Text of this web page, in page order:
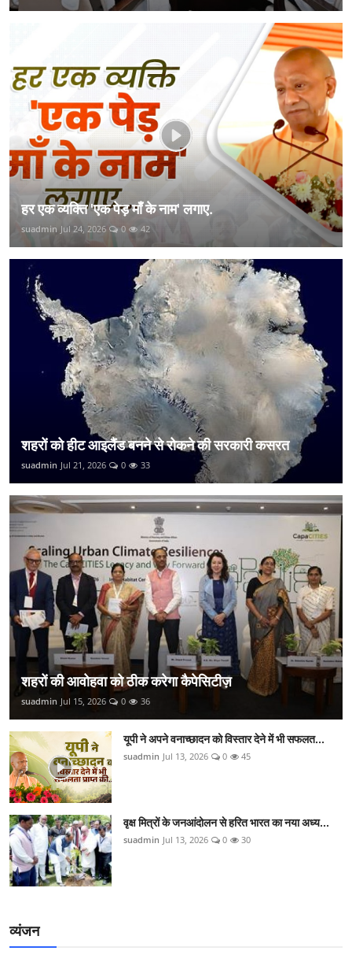
हर एक व्यक्ति 'एक पेड़ माँ के नाम' लगाए.
suadmin Jul 24, 2026 0 42
शहरों को हीट आइलैंड बनने से रोकने की सरकारी कसरत
suadmin Jul 21, 2026 0 33
शहरों की आवोहवा को ठीक करेगा कैपेसिटीज़
suadmin Jul 15, 2026 0 36
यूपी ने अपने वनाच्छादन को विस्तार देने में भी सफलत...
suadmin Jul 13, 2026 0 45
वृक्ष मित्रों के जनआंदोलन से हरित भारत का नया अध्य...
suadmin Jul 13, 2026 0 30
व्यंजन